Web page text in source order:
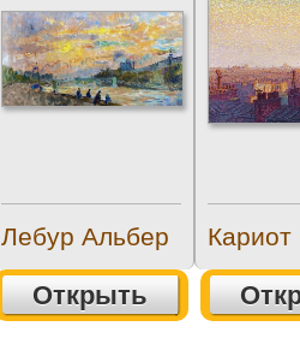
Лебур Альбер
Открыть
Кариот